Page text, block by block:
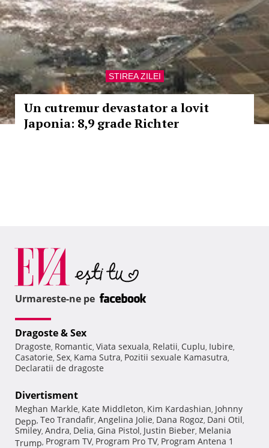
STIREA ZILEI
Un cutremur devastator a lovit
Japonia: 8,9 grade Richter
Urmareste-ne pe
Dragoste & Sex
Dragoste, Romantic, Viata sexuala, Relatii, Cuplu, Iubire,
Casatorie, Sex, Kama Sutra, Pozitii sexuale Kamasutra,
Declaratii de dragoste
Divertisment
Meghan Markle, Kate Middleton, Kim Kardashian, Johnny
Depp, Teo Trandafir, Angelina Jolie, Dana Rogoz, Dani Otil,
Smiley, Andra, Delia, Gina Pistol, Justin Bieber, Melania
Trump, Program TV, Program Pro TV, Program Antena 1